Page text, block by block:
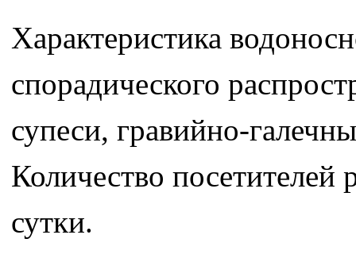
Характеристика
спорадического
супеси, гравийно-
Количество посетителей
сутки.